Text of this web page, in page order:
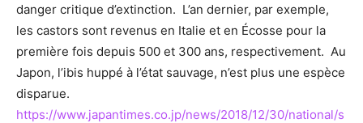
danger critique d’extinction. L’an dernier, par exemple,
les castors sont revenus en Italie et en Écosse pour la
première fois depuis 500 et 300 ans, respectivement. Au
Japon, l’ibis huppé à l’état sauvage, n’est plus une espèce
disparue.
https://www.japantimes.co.jp/news/2018/12/30/national/s